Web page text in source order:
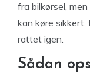
fra bilkørsel,
kan køre
rattet igen.
Sådan